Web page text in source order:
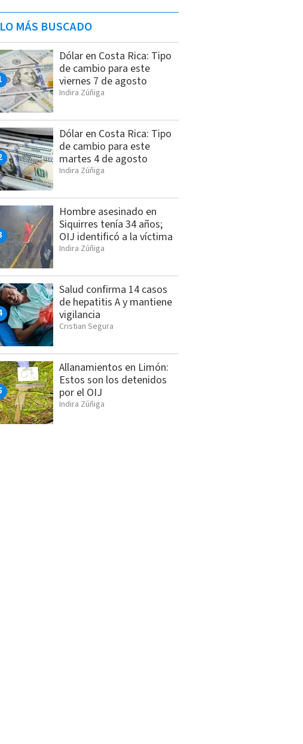
LO MÁS BUSCADO
Dólar en Costa Rica: Tipo
de cambio para este
viernes 7 de agosto
Indira Zúñiga
Dólar en Costa Rica: Tipo
de cambio para este
martes 4 de agosto
Indira Zúñiga
Hombre asesinado en
Siquirres tenía 34 años;
OIJ identificó a la víctima
Indira Zúñiga
Salud confirma 14 casos
de hepatitis A y mantiene
vigilancia
Cristian Segura
Allanamientos en Limón:
Estos son los detenidos
por el OIJ
Indira Zúñiga